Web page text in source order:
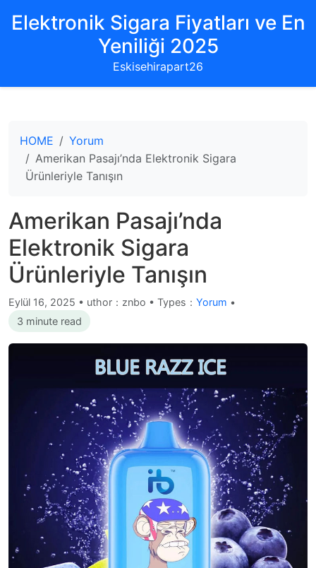
Elektronik Sigara Fiyatları ve En
Yeniliği 2025
Eskisehirapart26
HOME
Yorum
Amerikan Pasajı’nda Elektronik Sigara
Ürünleriyle Tanışın
Amerikan Pasajı’nda
Elektronik Sigara
Ürünleriyle Tanışın
Eylül 16, 2025 • uthor：znbo • Types： Yorum •
3 minute read